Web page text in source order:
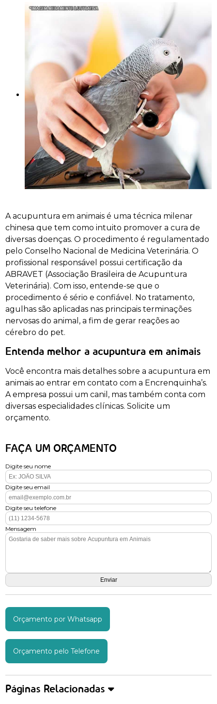
A acupuntura em animais é uma técnica milenar
chinesa que tem como intuito promover a cura de
diversas doenças. O procedimento é regulamentado
pelo Conselho Nacional de Medicina Veterinária. O
profissional responsável possui certificação da
ABRAVET (Associação Brasileira de Acupuntura
Veterinária). Com isso, entende-se que o
procedimento é sério e confiável. No tratamento,
agulhas são aplicadas nas principais terminações
nervosas do animal, a fim de gerar reações ao
cérebro do pet.
Entenda melhor a acupuntura em animais
Você encontra mais detalhes sobre a acupuntura em
animais ao entrar em contato com a Encrenquinha’s.
A empresa possui um canil, mas também conta com
diversas especialidades clínicas. Solicite um
orçamento.
FAÇA UM ORÇAMENTO
Digite seu nome
Digite seu email
Digite seu telefone
Mensagem
Orçamento por Whatsapp
Orçamento pelo Telefone
Páginas Relacionadas